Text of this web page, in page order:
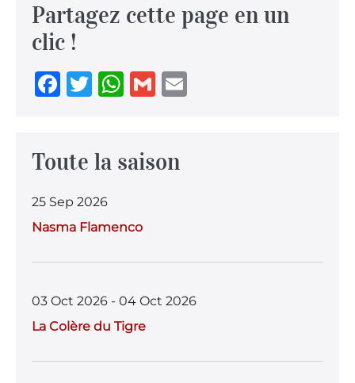
Partagez cette page en un
clic !
F
e
o
o
k
T
te
W
s
p
G
l
Toute la saison
25 Sep 2026
Nasma Flamenco
03 Oct 2026 - 04 Oct 2026
La Colère du Tigre